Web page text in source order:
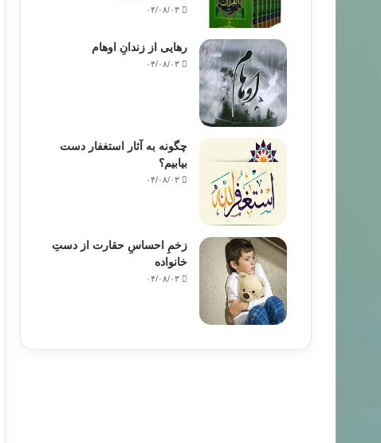
۰۴/۰۸/۰۳
رهایی از زندانِ اوهام
۰۴/۰۸/۰۳
چگونه به آثار استغفار دست
بیابیم؟
۰۴/۰۸/۰۳
زخمِ احساسِ حقارت از دستِ
خانواده
۰۴/۰۸/۰۳